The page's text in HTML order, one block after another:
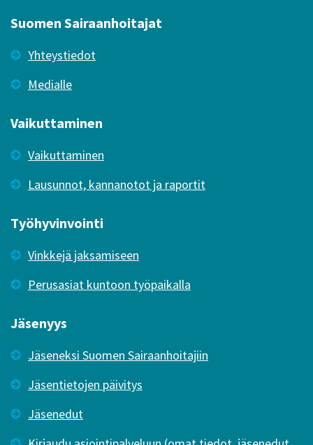
Suomen Sairaanhoitajat
Yhteystiedot
Medialle
Vaikuttaminen
Vaikuttaminen
Lausunnot, kannanotot ja raportit
Työhyvinvointi
Vinkkejä jaksamiseen
Perusasiat kuntoon työpaikalla
Jäsenyys
Jäseneksi Suomen Sairaanhoitajiin
Jäsentietojen päivitys
Jäsenedut